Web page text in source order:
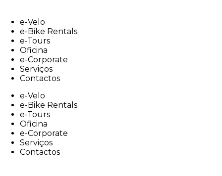
contente-Velo
e-Bike Rentals
e-Tours
Oficina
e-Corporate
Serviços
Contactos
e-Velo
e-Bike Rentals
e-Tours
Oficina
e-Corporate
Serviços
Contactos